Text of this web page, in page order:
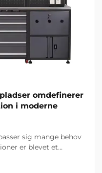
omdefinerer
i moderne
sig mange behov
er blevet et